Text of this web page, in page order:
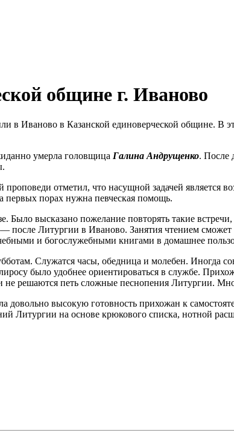
общине г. Иваново
в Иваново в Казанской единоверческой
умерла головщица Галина Андрущенко. После
проповеди отметил, что насущной задачей является
первых порах нужна певческая помощь.
Было высказано пожелание повторять такие
после Литургии в Иваново. Занятия чтением
и богослужебными книгами в домашнее
Служатся часы, обедница и молебен. Иногда
было удобнее ориентироваться в службе.
не решаются петь сложные песнопения Литургии.
довольно высокую готовность прихожан к
Литургии на основе крюкового списка, нотной